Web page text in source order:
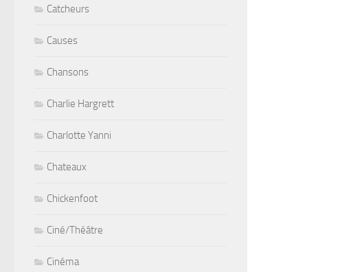
Catcheurs
Causes
Chansons
Charlie Hargrett
Charlotte Yanni
Chateaux
Chickenfoot
Ciné/Théâtre
Cinéma